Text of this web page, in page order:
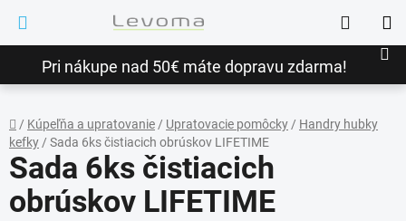
obsah
Pri nákupe nad 50€ máte dopravu zdarma!
Hľadať
Domov
/ Kúpeľňa a upratovanie/ Upratovacie pomôcky/ Handry hubky
kefky / Sada 6ks čistiacich obrúskov LIFETIME
Sada 6ks čistiacich
obrúskov LIFETIME